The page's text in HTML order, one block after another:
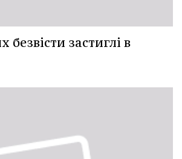
безвісти застиглі в